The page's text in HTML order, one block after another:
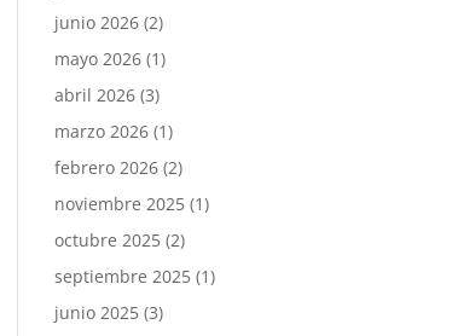
junio 2026 (2)
mayo 2026 (1)
abril 2026 (3)
marzo 2026 (1)
febrero 2026 (2)
noviembre 2025 (1)
octubre 2025 (2)
septiembre 2025 (1)
junio 2025 (3)